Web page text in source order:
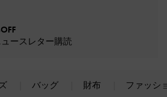
ースレター購読
バッグ 財布 ファッシ